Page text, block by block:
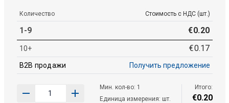
Количество Стоимость с НДС (шт.)
1-9 €0.20
10+ €0.17
B2B продажи Получить предложение
Мин. кол-во: 1
Единица измерения: шт.
Итого:
€0.20